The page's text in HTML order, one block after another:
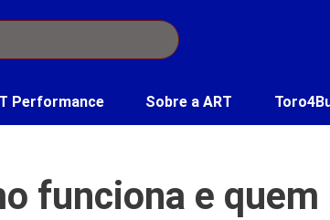
Performance Sobre a ART
funciona e quem